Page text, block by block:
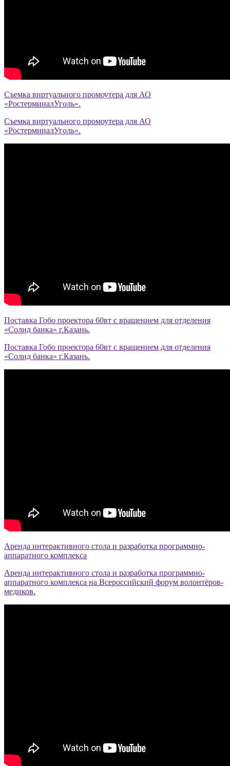
Съемка виртуального промоутера для АО
«РостерминалУголь».
Съемка виртуального промоутера для АО
«РостерминалУголь».
Поставка Гобо проектора 60вт с вращением для отделения
«Солид банка» г.Казань.
Поставка Гобо проектора 60вт с вращением для отделения
«Солид банка» г.Казань.
Аренда интерактивного стола и разработка программно-
аппаратного комплекса
Аренда интерактивного стола и разработка программно-
аппаратного комплекса на Всероссийский форум волонтёров-
медиков.